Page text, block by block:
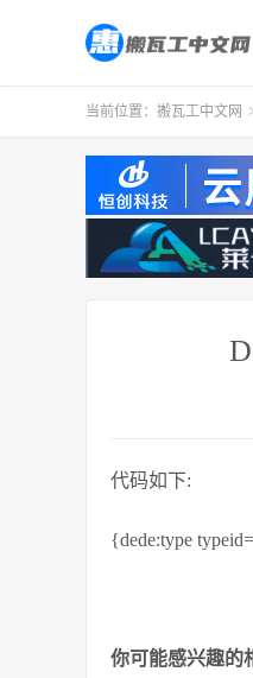
当前位置： 搬瓦工中文网
代码如下:
{dede:type
你可能感兴趣的